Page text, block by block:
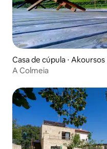
Casa de cúpula ⋅ Akoursos
A Colmeia